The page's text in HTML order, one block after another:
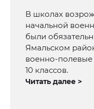
В школах
начальной
были
Ямальском
военно-полевые
10 классов.
Читать далее >